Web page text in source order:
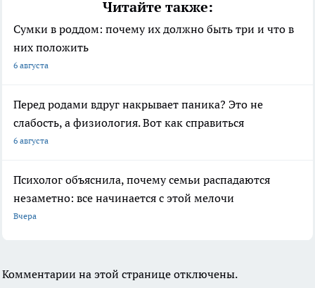
Читайте также:
Сумки в роддом: почему их должно быть три и что в
них положить
6 августа
Перед родами вдруг накрывает паника? Это не
слабость, а физиология. Вот как справиться
6 августа
Психолог объяснила, почему семьи распадаются
незаметно: все начинается с этой мелочи
Вчера
Комментарии на этой странице отключены.